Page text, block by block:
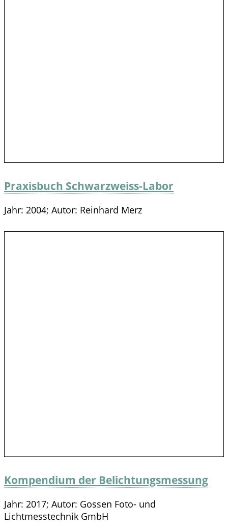
Praxisbuch Schwarzweiss-Labor
Jahr: 2004; Autor: Reinhard Merz
Kompendium der Belichtungsmessung
Jahr: 2017; Autor: Gossen Foto- und
Lichtmesstechnik GmbH